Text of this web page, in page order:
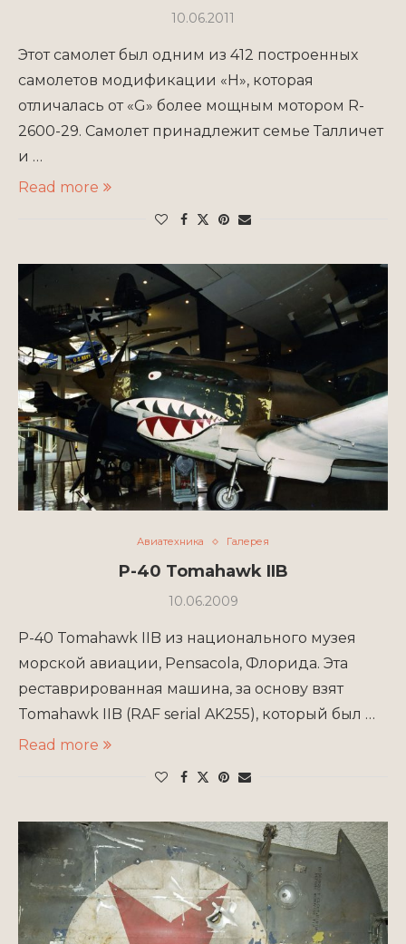
10.06.2011
Этот самолет был одним из 412 построенных
самолетов модификации «H», которая
отличалась от «G» более мощным мотором R-
2600-29. Самолет принадлежит семье Талличет
и …
Read more
Авиатехника Галерея
P-40 Tomahawk IIB
10.06.2009
P-40 Tomahawk IIB из национального музея
морской авиации, Pensacola, Флорида. Эта
реставрированная машина, за основу взят
Tomahawk IIB (RAF serial AK255), который был …
Read more